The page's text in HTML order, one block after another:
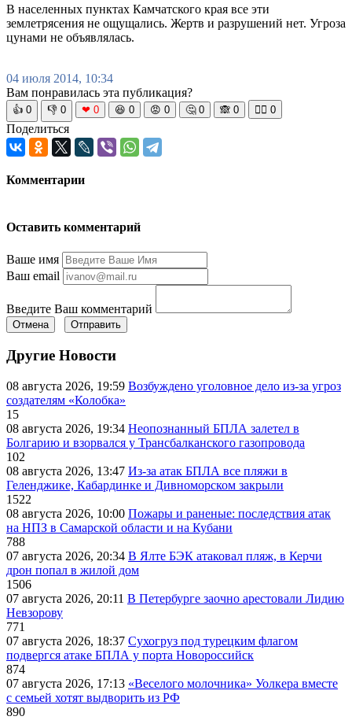
В населенных пунктах Камчатского края все эти
землетрясения не ощущались. Жертв и разрушений нет. Угроза
цунами не объявлялась.
04 июля 2014, 10:34
Вам понравилась эта публикация?
👍 0 👎 0 ❤ 0 😆 0 😡 0 🤔 0 🙈 0 🧘‍♀️ 0
Поделиться
Комментарии
Оставить комментарий
Ваше имя
Ваш email
Введите Ваш комментарий
Отмена Отправить
Другие Новости
08 августа 2026, 19:59 Возбуждено уголовное дело из-за угроз
создателям «Колобка»
15
08 августа 2026, 19:34 Неопознанный БПЛА залетел в
Болгарию и взорвался у Трансбалканского газопровода
102
08 августа 2026, 13:47 Из-за атак БПЛА все пляжи в
Геленджике, Кабардинке и Дивноморском закрыли
1522
08 августа 2026, 10:00 Пожары и раненые: последствия атак
на НПЗ в Самарской области и на Кубани
788
07 августа 2026, 20:34 В Ялте БЭК атаковал пляж, в Керчи
дрон попал в жилой дом
1506
07 августа 2026, 20:11 В Петербурге заочно арестовали Лидию
Невзорову
771
07 августа 2026, 18:37 Сухогруз под турецким флагом
подвергся атаке БПЛА у порта Новороссийск
874
07 августа 2026, 17:13 «Веселого молочника» Уолкера вместе
с семьей хотят выдворить из РФ
890